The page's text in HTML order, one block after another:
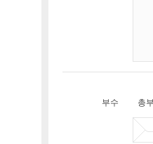
부수 총